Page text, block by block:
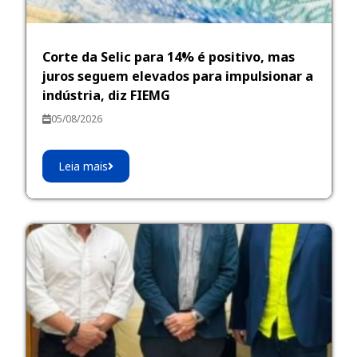
Corte da Selic para 14% é positivo, mas
juros seguem elevados para impulsionar a
indústria, diz FIEMG
05/08/2026
Leia mais